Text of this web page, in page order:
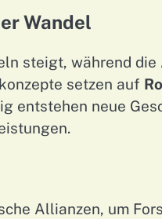
Wandel
steigt, während
setzen auf
entstehen neue
Allianzen, um